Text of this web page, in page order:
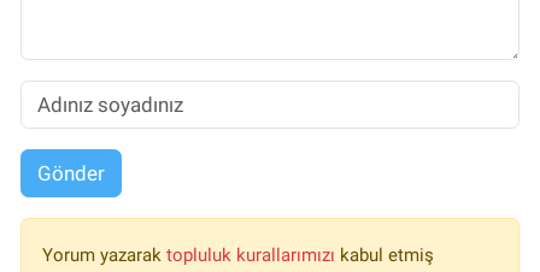
Gönder
Yorum yazarak topluluk kurallarımızı kabul etmiş